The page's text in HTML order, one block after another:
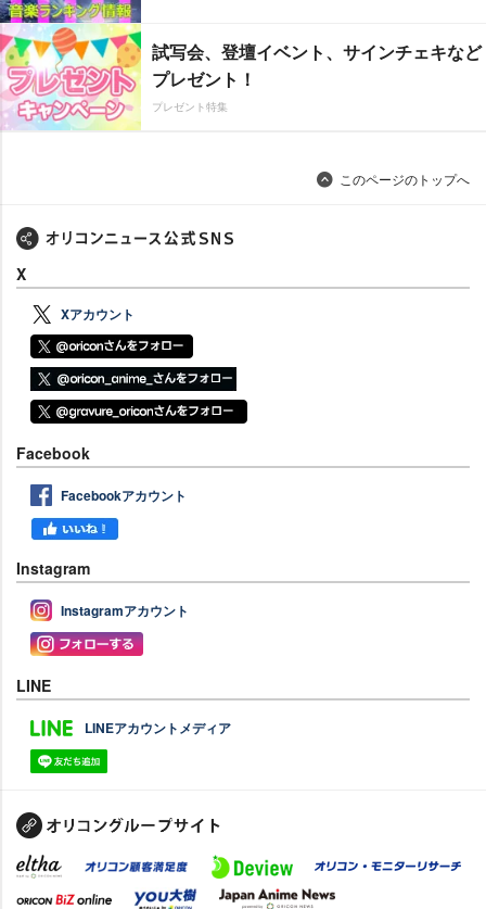
試写会、登壇イベント、サインチェキなど
プレゼント！
プレゼント特集
このページのトップへ
X
Xアカウント
Facebook
Facebookアカウント
Instagram
Instagramアカウント
LINE
LINEアカウントメディア